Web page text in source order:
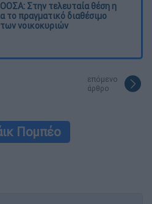
Στην τελευταία θέση η
το πραγματικό διαθέσιμο
νοικοκυριών
επόμενο
άρθρο
Πομπέο